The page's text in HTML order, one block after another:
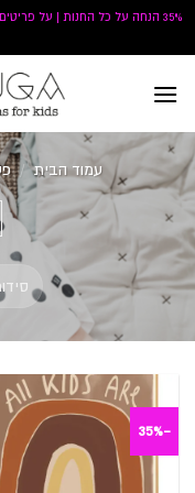
35% הנחה על כל החנות | על פריטים שנרכשו במבצעי חיסול אין החזרות ו/או החלפות | ט.ל.ח
עמוד הבית /
-35%